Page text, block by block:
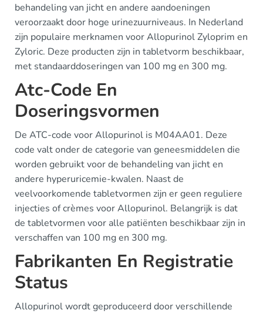
behandeling van jicht en andere aandoeningen
veroorzaakt door hoge urinezuurniveaus. In Nederland
zijn populaire merknamen voor Allopurinol Zyloprim en
Zyloric. Deze producten zijn in tabletvorm beschikbaar,
met standaarddoseringen van 100 mg en 300 mg.
Atc-Code En
Doseringsvormen
De ATC-code voor Allopurinol is M04AA01. Deze
code valt onder de categorie van geneesmiddelen die
worden gebruikt voor de behandeling van jicht en
andere hyperuricemie-kwalen. Naast de
veelvoorkomende tabletvormen zijn er geen reguliere
injecties of crèmes voor Allopurinol. Belangrijk is dat
de tabletvormen voor alle patiënten beschikbaar zijn in
verschaffen van 100 mg en 300 mg.
Fabrikanten En Registratie
Status
Allopurinol wordt geproduceerd door verschillende